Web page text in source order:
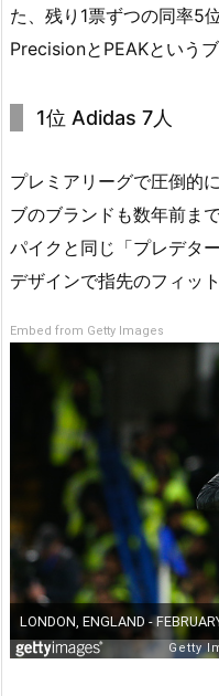
た、残り1票ずつの同率5
PrecisionとPEAKという
1位 Adidas 7人
プレミアリーグで圧倒的
ブのブランドも数年前ま
パイクと同じ「プレデタ
デザインで指先のフィッ
Embed from Getty Images